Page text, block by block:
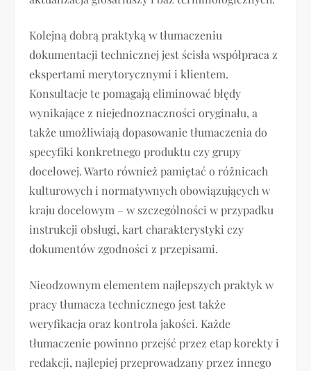
Kolejną dobrą praktyką w tłumaczeniu
dokumentacji technicznej jest ścisła współpraca z
ekspertami merytorycznymi i klientem.
Konsultacje te pomagają eliminować błędy
wynikające z niejednoznaczności oryginału, a
także umożliwiają dopasowanie tłumaczenia do
specyfiki konkretnego produktu czy grupy
docelowej. Warto również pamiętać o różnicach
kulturowych i normatywnych obowiązujących w
kraju docelowym – w szczególności w przypadku
instrukcji obsługi, kart charakterystyki czy
dokumentów zgodności z przepisami.
Nieodzownym elementem najlepszych praktyk w
pracy tłumacza technicznego jest także
weryfikacja oraz kontrola jakości. Każde
tłumaczenie powinno przejść przez etap korekty i
redakcji, najlepiej przeprowadzany przez innego